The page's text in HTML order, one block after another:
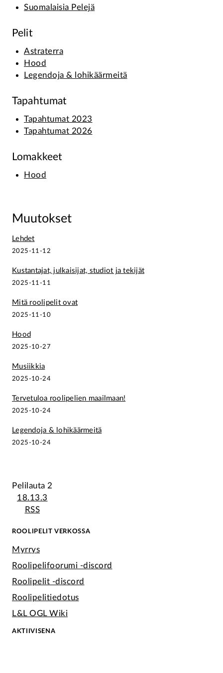
Suomalaisia Pelejä
Pelit
Astraterra
Hood
Legendoja & lohikäärmeitä
Tapahtumat
Tapahtumat 2023
Tapahtumat 2026
Lomakkeet
Hood
Muutokset
Lehdet
2025-11-12
Kustantajat, julkaisijat, studiot ja tekijät
2025-11-11
Mitä roolipelit ovat
2025-11-10
Hood
2025-10-27
Musiikkia
2025-10-24
Tervetuloa roolipelien maailmaan!
2025-10-24
Legendoja & lohikäärmeitä
2025-10-24
Pelilauta 2
18.13.3
RSS
ROOLIPELIT VERKOSSA
Myrrys
Roolipelifoorumi -discord
Roolipelit -discord
Roolipelitiedotus
L&L OGL Wiki
AKTIIVISENA